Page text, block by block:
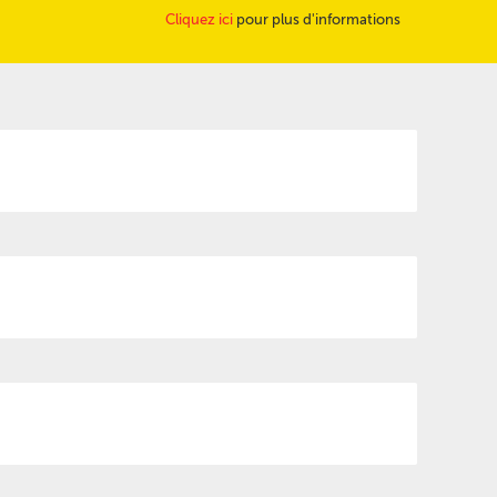
Cliquez ici pour plus d'informations